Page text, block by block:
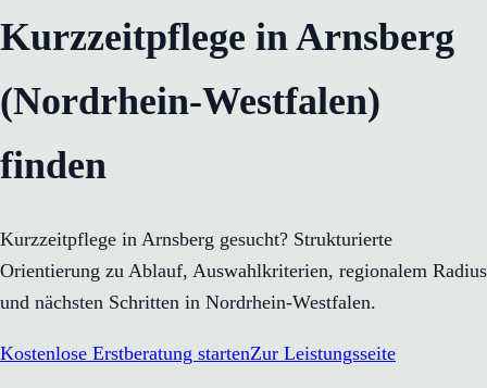
Kurzzeitpflege in Arnsberg
(Nordrhein-Westfalen)
finden
Kurzzeitpflege in Arnsberg gesucht? Strukturierte
Orientierung zu Ablauf, Auswahlkriterien, regionalem Radius
und nächsten Schritten in Nordrhein-Westfalen.
Kostenlose Erstberatung startenZur Leistungsseite